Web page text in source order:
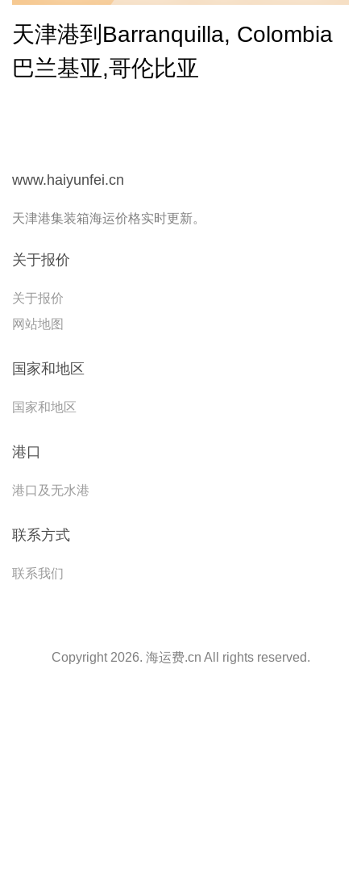
天津港到Barranquilla, Colombia
巴兰基亚,哥伦比亚
www.haiyunfei.cn
天津港集装箱海运价格实时更新。
关于报价
关于报价
网站地图
国家和地区
国家和地区
港口
港口及无水港
联系方式
联系我们
Copyright 2026. 海运费.cn All rights reserved.